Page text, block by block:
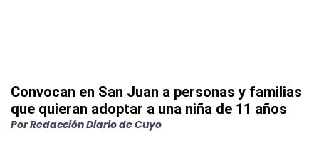
Convocan en San Juan a personas y familias
que quieran adoptar a una niña de 11 años
PorRedacción Diario de Cuyo